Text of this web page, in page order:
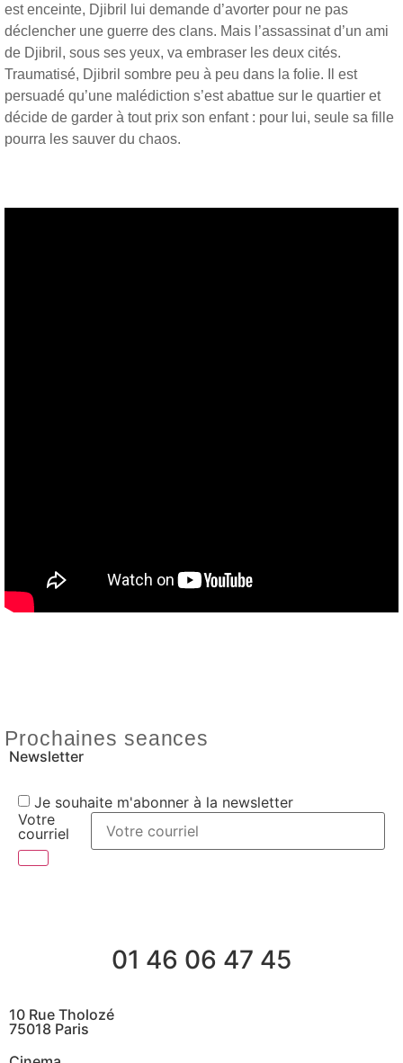
est enceinte, Djibril lui demande d’avorter pour ne pas
déclencher une guerre des clans. Mais l’assassinat d’un ami
de Djibril, sous ses yeux, va embraser les deux cités.
Traumatisé, Djibril sombre peu à peu dans la folie. Il est
persuadé qu’une malédiction s’est abattue sur le quartier et
décide de garder à tout prix son enfant : pour lui, seule sa fille
pourra les sauver du chaos.
Prochaines seances
Newsletter
Je souhaite m'abonner à la newsletter
Votre
courriel
01 46 06 47 45
10 Rue Tholozé
75018 Paris